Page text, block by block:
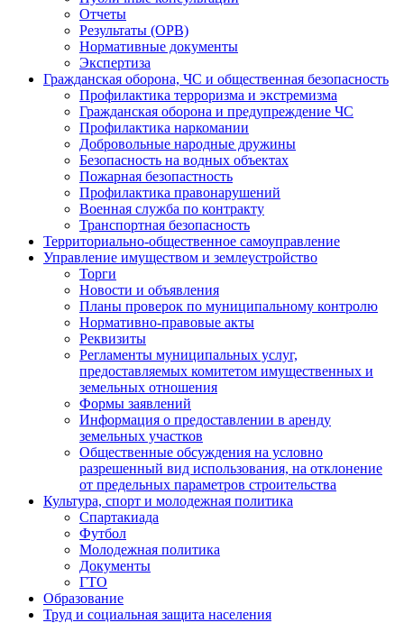
Отчеты
Результаты (ОРВ)
Нормативные документы
Экспертиза
Гражданская оборона, ЧС и общественная безопасность
Профилактика терроризма и экстремизма
Гражданская оборона и предупреждение ЧС
Профилактика наркомании
Добровольные народные дружины
Безопасность на водных объектах
Пожарная безопастность
Профилактика правонарушений
Военная служба по контракту
Транспортная безопасность
Территориально-общественное самоуправление
Управление имуществом и землеустройство
Торги
Новости и объявления
Планы проверок по муниципальному контролю
Нормативно-правовые акты
Реквизиты
Регламенты муниципальных услуг,
предоставляемых комитетом имущественных и
земельных отношения
Формы заявлений
Информация о предоставлении в аренду
земельных участков
Общественные обсуждения на условно
разрешенный вид использования, на отклонение
от предельных параметров строительства
Культура, спорт и молодежная политика
Спартакиада
Футбол
Молодежная политика
Документы
ГТО
Образование
Труд и социальная защита населения